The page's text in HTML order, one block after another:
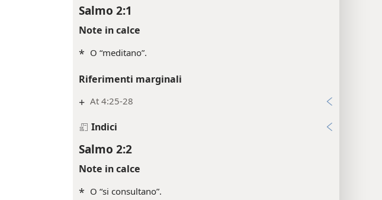
Salmo 2:1
Note in calce
* O “meditano”.
Riferimenti marginali
+ At 4:25-28
Indici
Salmo 2:2
Note in calce
* O “si consultano”.